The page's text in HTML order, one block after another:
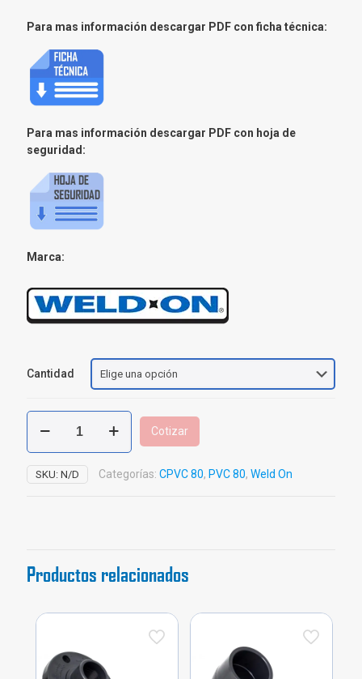
Para mas información descargar PDF con ficha técnica:
Para mas información descargar PDF con hoja de
seguridad:
Marca:
Cantidad
Primer
PVC
P-
68
Weld
Cotizar
SKU: N/D Categorías: CPVC 80, PVC 80, Weld On
Productos relacionados